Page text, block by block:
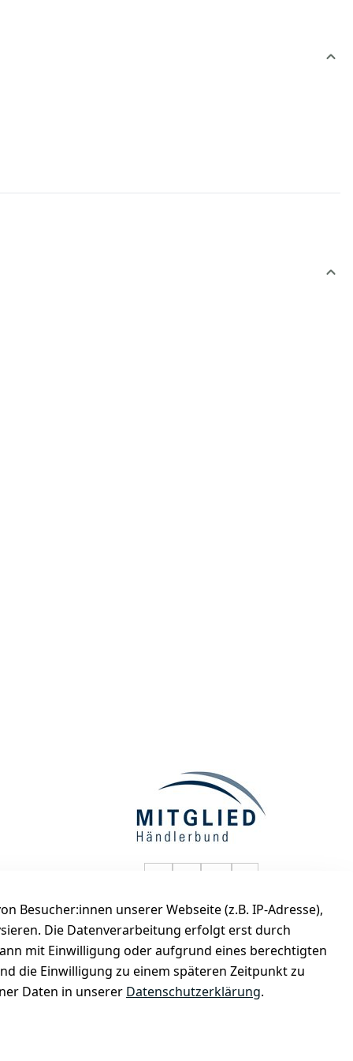
Besucher:innen unserer Webseite (z.B. IP-Adresse),
Die Datenverarbeitung erfolgt erst durch
mit Einwilligung oder aufgrund eines berechtigten
die Einwilligung zu einem späteren Zeitpunkt zu
Daten in unserer Datenschutzerklärung.